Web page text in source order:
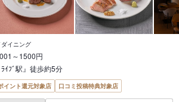
イニング
～1500円
ｲﾌﾞ駅』徒歩約5分
イント還元対象店 口コミ投稿特典対象店